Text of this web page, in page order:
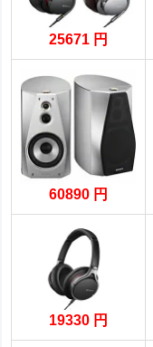
25671 円
60890 円
19330 円